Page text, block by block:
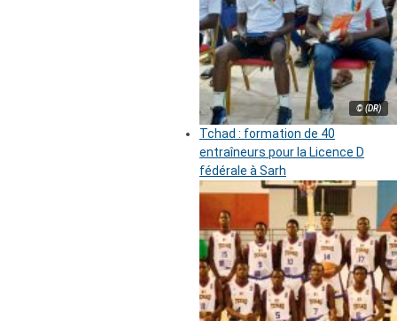
© (DR)
Tchad : formation de 40
entraîneurs pour la Licence D
fédérale à Sarh